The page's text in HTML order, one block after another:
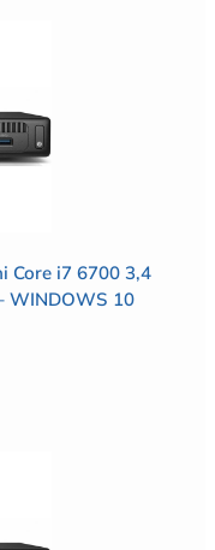
Core i7 6700 3,4
WINDOWS 10